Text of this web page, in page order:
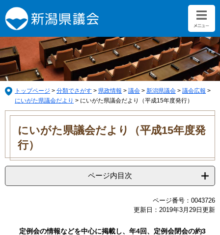
ー
ジ
の
先
頭
で
す。
ニ
ュ
ー
を
飛
ば
し
て
トップページ > 分類でさがす > 県政情報 > 議会 > 新潟県議会 > 議会広報 >
にいがた県議会だより > にいがた県議会だより（平成15年度発行）
本
にいがた県議会だより（平成15年度発
行）
ページ内目次
ページ番号：0043726
更新日：2019年3月29日更新
定例会の情報などを中心に掲載し、年4回、定例会閉会の約3